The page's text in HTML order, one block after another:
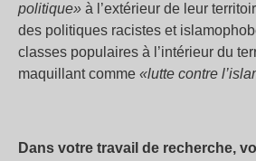
politique» à l’extérieur de leur
des politiques racistes et
classes populaires à l’intérieur du
maquillant comme «lutte contre
Dans votre travail de recherche,